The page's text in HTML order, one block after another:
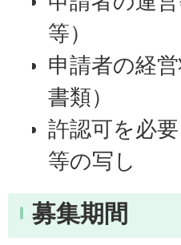
等）
申請者の経
書類）
許認可を必
等の写し
募集期間